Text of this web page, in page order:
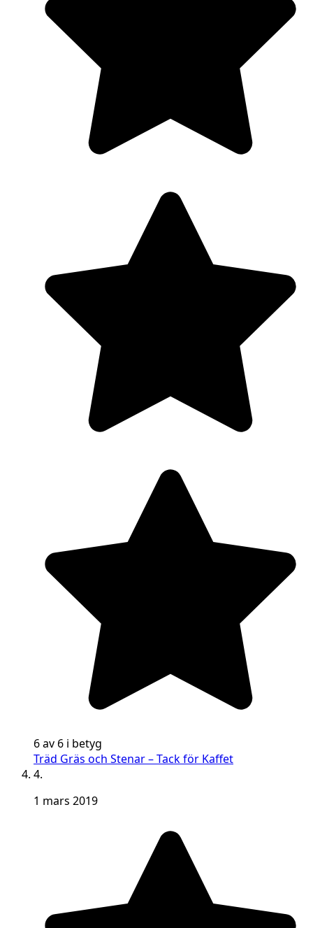
6 av 6 i betyg
Träd Gräs och Stenar – Tack för Kaffet
4.
1 mars 2019